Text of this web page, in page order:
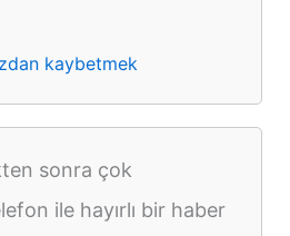
kaybetmek
sonra çok
ile hayırlı bir haber